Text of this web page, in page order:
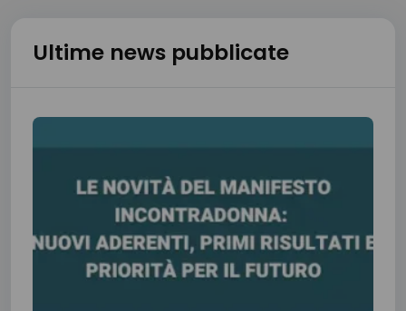
Ultime news pubblicate